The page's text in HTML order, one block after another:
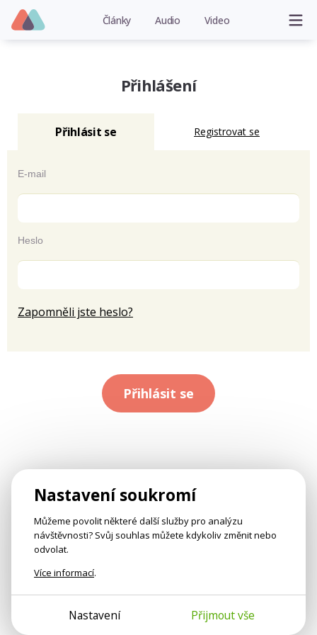
Články Audio Video
Přihlášení
Přihlásit se Registrovat se
E-mail
Heslo
Zapomněli jste heslo?
Přihlásit se
Nastavení soukromí
Můžeme povolit některé další služby pro analýzu
návštěvnosti? Svůj souhlas můžete kdykoliv změnit nebo
odvolat.
Více informací.
Nastavení Přijmout vše